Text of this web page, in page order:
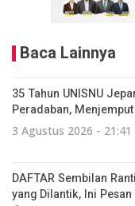
Baca Lainnya
35 Tahun UNISNU
Peradaban,
3 Agustus 2026 - 21:41
DAFTAR Sembilan
yang Dilantik, Ini